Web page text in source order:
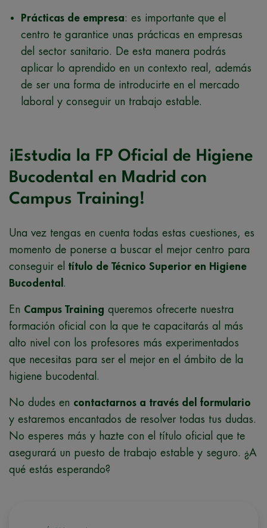
Prácticas de empresa: es importante que el
centro te garantice unas prácticas en empresas
del sector sanitario. De esta manera podrás
aplicar lo aprendido en un contexto real, además
de ser una forma de introducirte en el mercado
laboral y conseguir un trabajo estable.
¡Estudia la FP Oficial de Higiene
Bucodental en Madrid con
Campus Training!
Una vez tengas en cuenta todas estas cuestiones, es
momento de ponerse a buscar el mejor centro para
conseguir el título de Técnico Superior en Higiene
Bucodental .
En Campus Training queremos ofrecerte nuestra
formación oficial con la que te capacitarás al más
alto nivel con los profesores más experimentados
que necesitas para ser el mejor en el ámbito de la
higiene bucodental.
No dudes en contactarnos a través del formulario
y estaremos encantados de resolver todas tus dudas.
No esperes más y hazte con el título oficial que te
asegurará un puesto de trabajo estable y seguro. ¿A
qué estás esperando?